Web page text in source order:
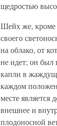
щедростью
Шейх же, кроме
своего
на облако, от
не идет; он был
капли в
каждом
месте является
внешнее и
плодоносной